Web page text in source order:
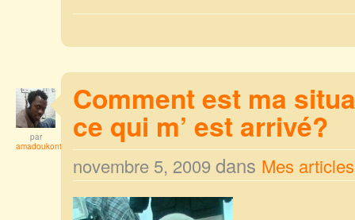
par
amadoukonta
Comment est ma
ce qui m’ est arrivé?
novembre 5, 2009 dans Mes articles